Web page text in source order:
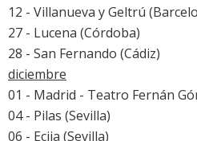
12 - Villanueva y Geltrú
27 - Lucena (Córdoba)
28 - San Fernando (Cádiz)
diciembre
01 - Madrid - Teatro Fernán
04 - Pilas (Sevilla)
06 - Ecija (Sevilla)